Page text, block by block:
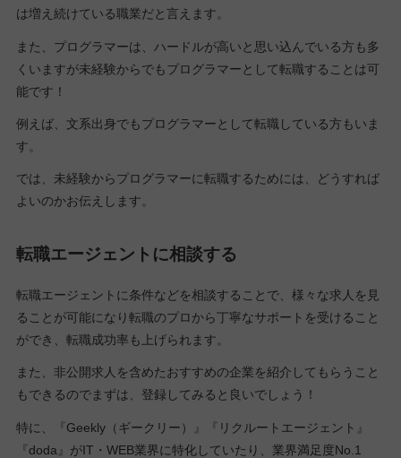
は増え続けている職業だと言えます。
また、プログラマーは、ハードルが高いと思い込んでいる方も多
くいますが未経験からでもプログラマーとして転職することは可
能です！
例えば、文系出身でもプログラマーとして転職している方もいま
す。
では、未経験からプログラマーに転職するためには、どうすれば
よいのかお伝えします。
転職エージェントに相談する
転職エージェントに条件などを相談することで、様々な求人を見
ることが可能になり転職のプロから丁寧なサポートを受けること
ができ、転職成功率も上げられます。
また、非公開求人を含めたおすすめの企業を紹介してもらうこと
もできるのでまずは、登録してみると良いでしょう！
特に、『Geekly（ギークリー）』『リクルートエージェント』
『doda』がIT・WEB業界に特化していたり、業界満足度No.1